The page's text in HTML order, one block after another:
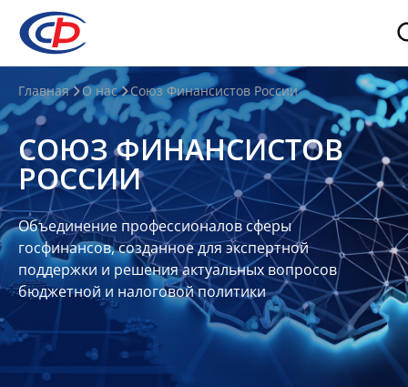
О
нас
О
СФР
Совет
Союза
Участники
Планы
отчеты
Контакты
Главная О нас Союз Финансистов России
СОЮЗ ФИНАНСИСТОВ
РОССИИ
Объединение профессионалов сферы
госфинансов, созданное для экспертной
поддержки и решения актуальных вопросов
бюджетной и налоговой политики